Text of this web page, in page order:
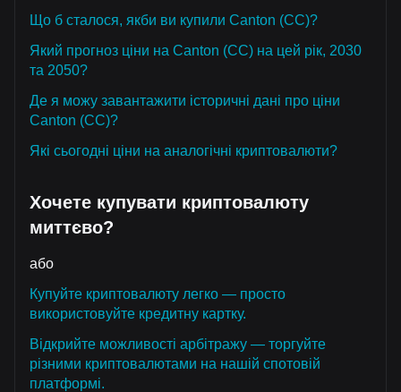
Що б сталося, якби ви купили Canton (CC)?
Який прогноз ціни на Canton (CC) на цей рік, 2030
та 2050?
Де я можу завантажити історичні дані про ціни
Canton (CC)?
Які сьогодні ціни на аналогічні криптовалюти?
Хочете купувати криптовалюту
миттєво?
або
Купуйте криптовалюту легко — просто
використовуйте кредитну картку.
Відкрийте можливості арбітражу — торгуйте
різними криптовалютами на нашій спотовій
платформі.